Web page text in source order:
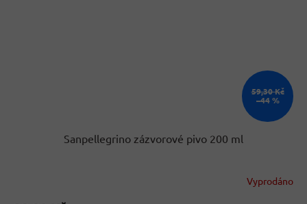
59,30 Kč
–44 %
Sanpellegrino zázvorové pivo 200 ml
Vyprodáno